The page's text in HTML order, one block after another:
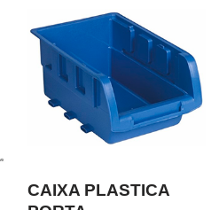
CAIXA PLASTICA